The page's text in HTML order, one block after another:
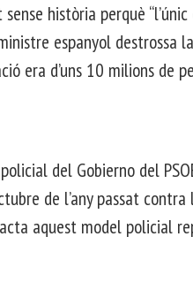
història perquè
espanyol
era d’uns 10 milions de
del Gobierno del
de l’any passat
aquest model policial